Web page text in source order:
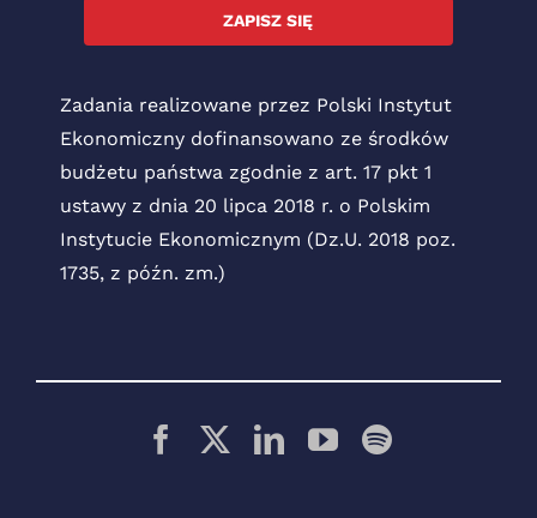
ZAPISZ SIĘ
Zadania realizowane przez Polski Instytut
Ekonomiczny dofinansowano ze środków
budżetu państwa zgodnie z art. 17 pkt 1
ustawy z dnia 20 lipca 2018 r. o Polskim
Instytucie Ekonomicznym (Dz.U. 2018 poz.
1735, z późn. zm.)